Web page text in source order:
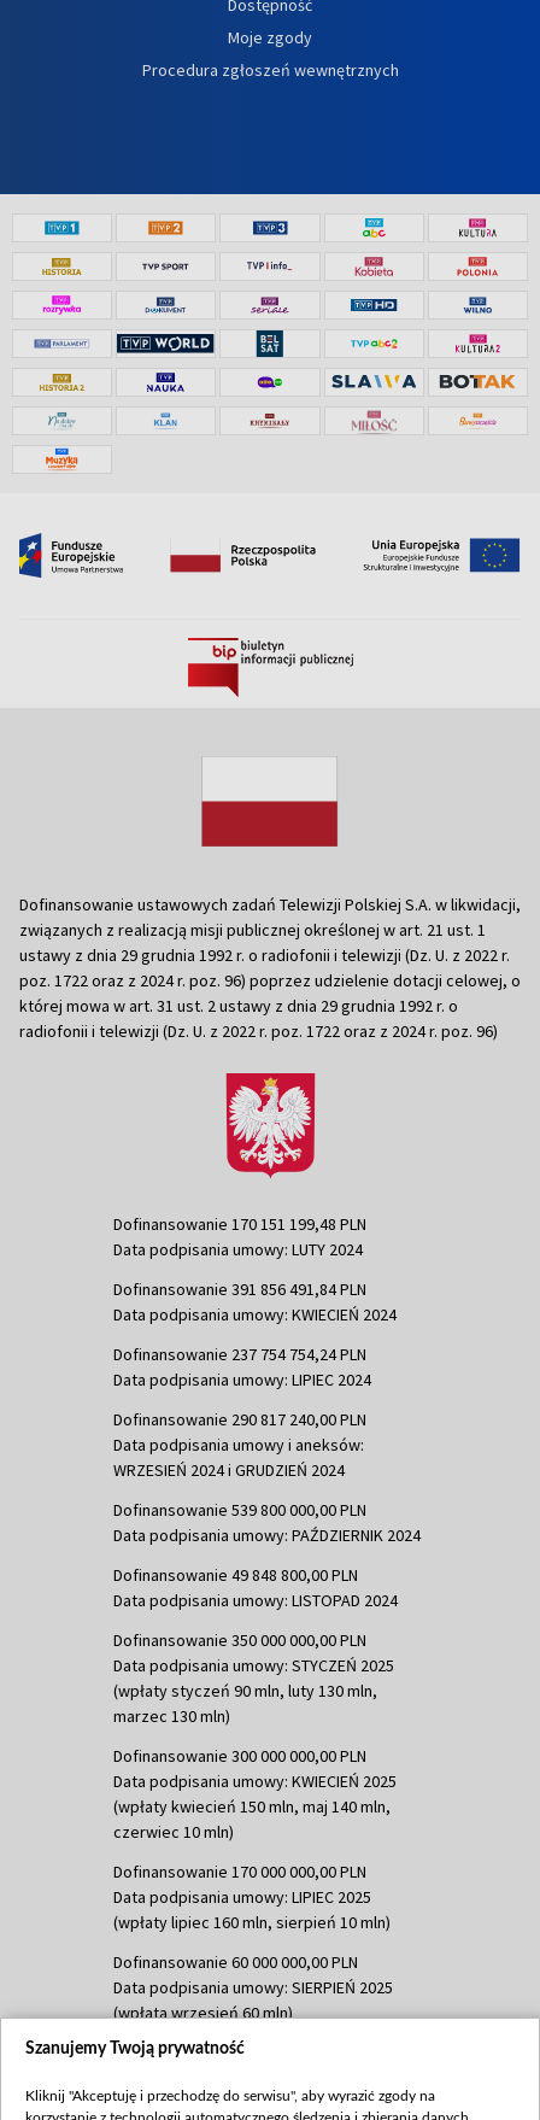
Dostępność
Moje zgody
Procedura zgłoszeń wewnętrznych
Dofinansowanie ustawowych zadań Telewizji Polskiej S.A. w likwidacji,
związanych z realizacją misji publicznej określonej w art. 21 ust. 1
ustawy z dnia 29 grudnia 1992 r. o radiofonii i telewizji (Dz. U. z 2022 r.
poz. 1722 oraz z 2024 r. poz. 96) poprzez udzielenie dotacji celowej, o
której mowa w art. 31 ust. 2 ustawy z dnia 29 grudnia 1992 r. o
radiofonii i telewizji (Dz. U. z 2022 r. poz. 1722 oraz z 2024 r. poz. 96)
Dofinansowanie 170 151 199,48 PLN
Data podpisania umowy: LUTY 2024
Dofinansowanie 391 856 491,84 PLN
Data podpisania umowy: KWIECIEŃ 2024
Dofinansowanie 237 754 754,24 PLN
Data podpisania umowy: LIPIEC 2024
Dofinansowanie 290 817 240,00 PLN
Data podpisania umowy i aneksów:
WRZESIEŃ 2024 i GRUDZIEŃ 2024
Dofinansowanie 539 800 000,00 PLN
Data podpisania umowy: PAŹDZIERNIK 2024
Dofinansowanie 49 848 800,00 PLN
Data podpisania umowy: LISTOPAD 2024
Dofinansowanie 350 000 000,00 PLN
Data podpisania umowy: STYCZEŃ 2025
(wpłaty styczeń 90 mln, luty 130 mln,
marzec 130 mln)
Dofinansowanie 300 000 000,00 PLN
Data podpisania umowy: KWIECIEŃ 2025
(wpłaty kwiecień 150 mln, maj 140 mln,
czerwiec 10 mln)
Dofinansowanie 170 000 000,00 PLN
Data podpisania umowy: LIPIEC 2025
(wpłaty lipiec 160 mln, sierpień 10 mln)
Dofinansowanie 60 000 000,00 PLN
Data podpisania umowy: SIERPIEŃ 2025
(wpłata wrzesień 60 mln)
Dofinansowanie 635 783 051,21 PLN
(wpłata wrzesień 100 mln, październik 350
Szanujemy Twoją prywatność
Kliknij "Akceptuję i przechodzę do serwisu", aby wyrazić zgody na